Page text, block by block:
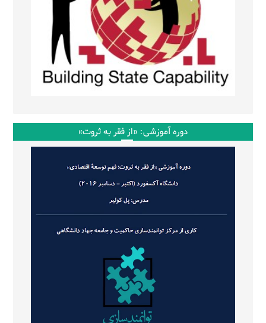
دوره آموزشی: «از فقر به ثروت»